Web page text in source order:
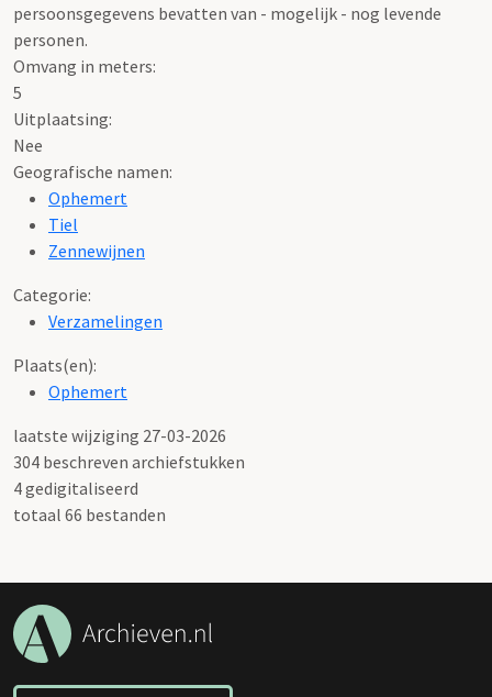
persoonsgegevens bevatten van - mogelijk - nog levende
personen.
Omvang in meters:
5
Uitplaatsing:
Nee
Geografische namen:
Ophemert
Tiel
Zennewijnen
Categorie:
Verzamelingen
Plaats(en):
Ophemert
laatste wijziging 27-03-2026
304 beschreven archiefstukken
4 gedigitaliseerd
totaal 66 bestanden